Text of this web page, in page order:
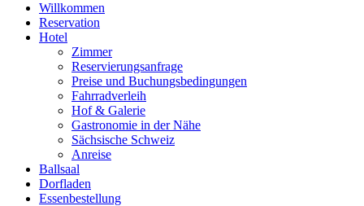
Willkommen
Reservation
Hotel
Zimmer
Reservierungsanfrage
Preise und Buchungsbedingungen
Fahrradverleih
Hof & Galerie
Gastronomie in der Nähe
Sächsische Schweiz
Anreise
Ballsaal
Dorfladen
Essenbestellung